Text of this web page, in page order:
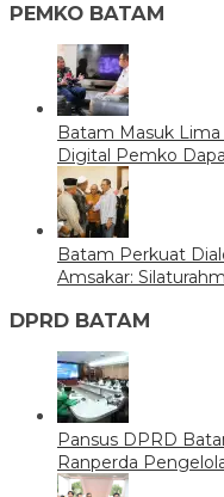
PEMKO BATAM
Batam Masuk Lima
Digital Pemko
Batam Perkuat
Amsakar:
DPRD BATAM
Pansus DPRD
Ranperda